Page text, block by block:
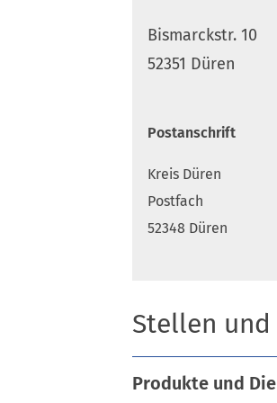
Bismarckstr. 10
52351 Düren
Postanschrift
Kreis Düren
Postfach
52348 Düren
Stellen
Produkte und